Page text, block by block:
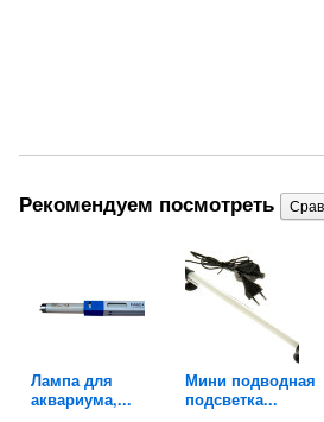
Рекомендуем посмотреть
Лампа для
аквариума,...
Мини подводная
подсветка...